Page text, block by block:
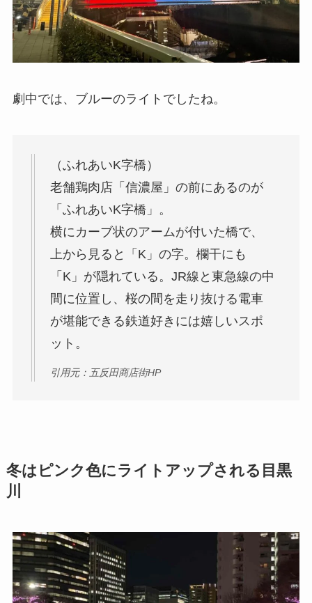
劇中では、ブルーのライトでしたね。
（ふれあいK字橋）
老舗鶏肉店「信濃屋」の前にあるのが
「ふれあいK字橋」。
横にカーブ状のアームが付いた橋で、
上から見ると「K」の字。欄干にも
「K」が隠れている。JR線と東急線の中
間に位置し、桜の間を走り抜ける電車
が堪能できる鉄道好きには嬉しいスポ
ット。
引用元：五反田商店街HP
冬はピンク色にライトアップされる目黒
川